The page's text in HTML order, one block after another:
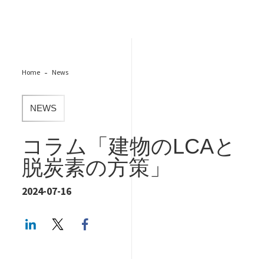
Home News
NEWS
コラム「建物のLCAと
脱炭素の方策」
2024-07-16
LinkedInTwitter